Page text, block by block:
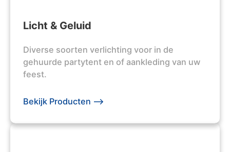
Licht & Geluid
Diverse soorten verlichting voor in de
gehuurde partytent en of aankleding van uw
feest.
Bekijk Producten -->